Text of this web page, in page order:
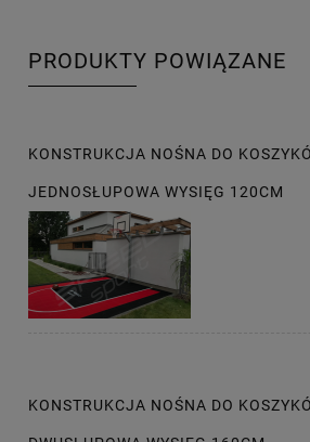
PRODUKTY POWIĄZANE
KONSTRUKCJA NOŚNA DO
JEDNOSŁUPOWA WYSIĘG 120CM
KONSTRUKCJA NOŚNA DO